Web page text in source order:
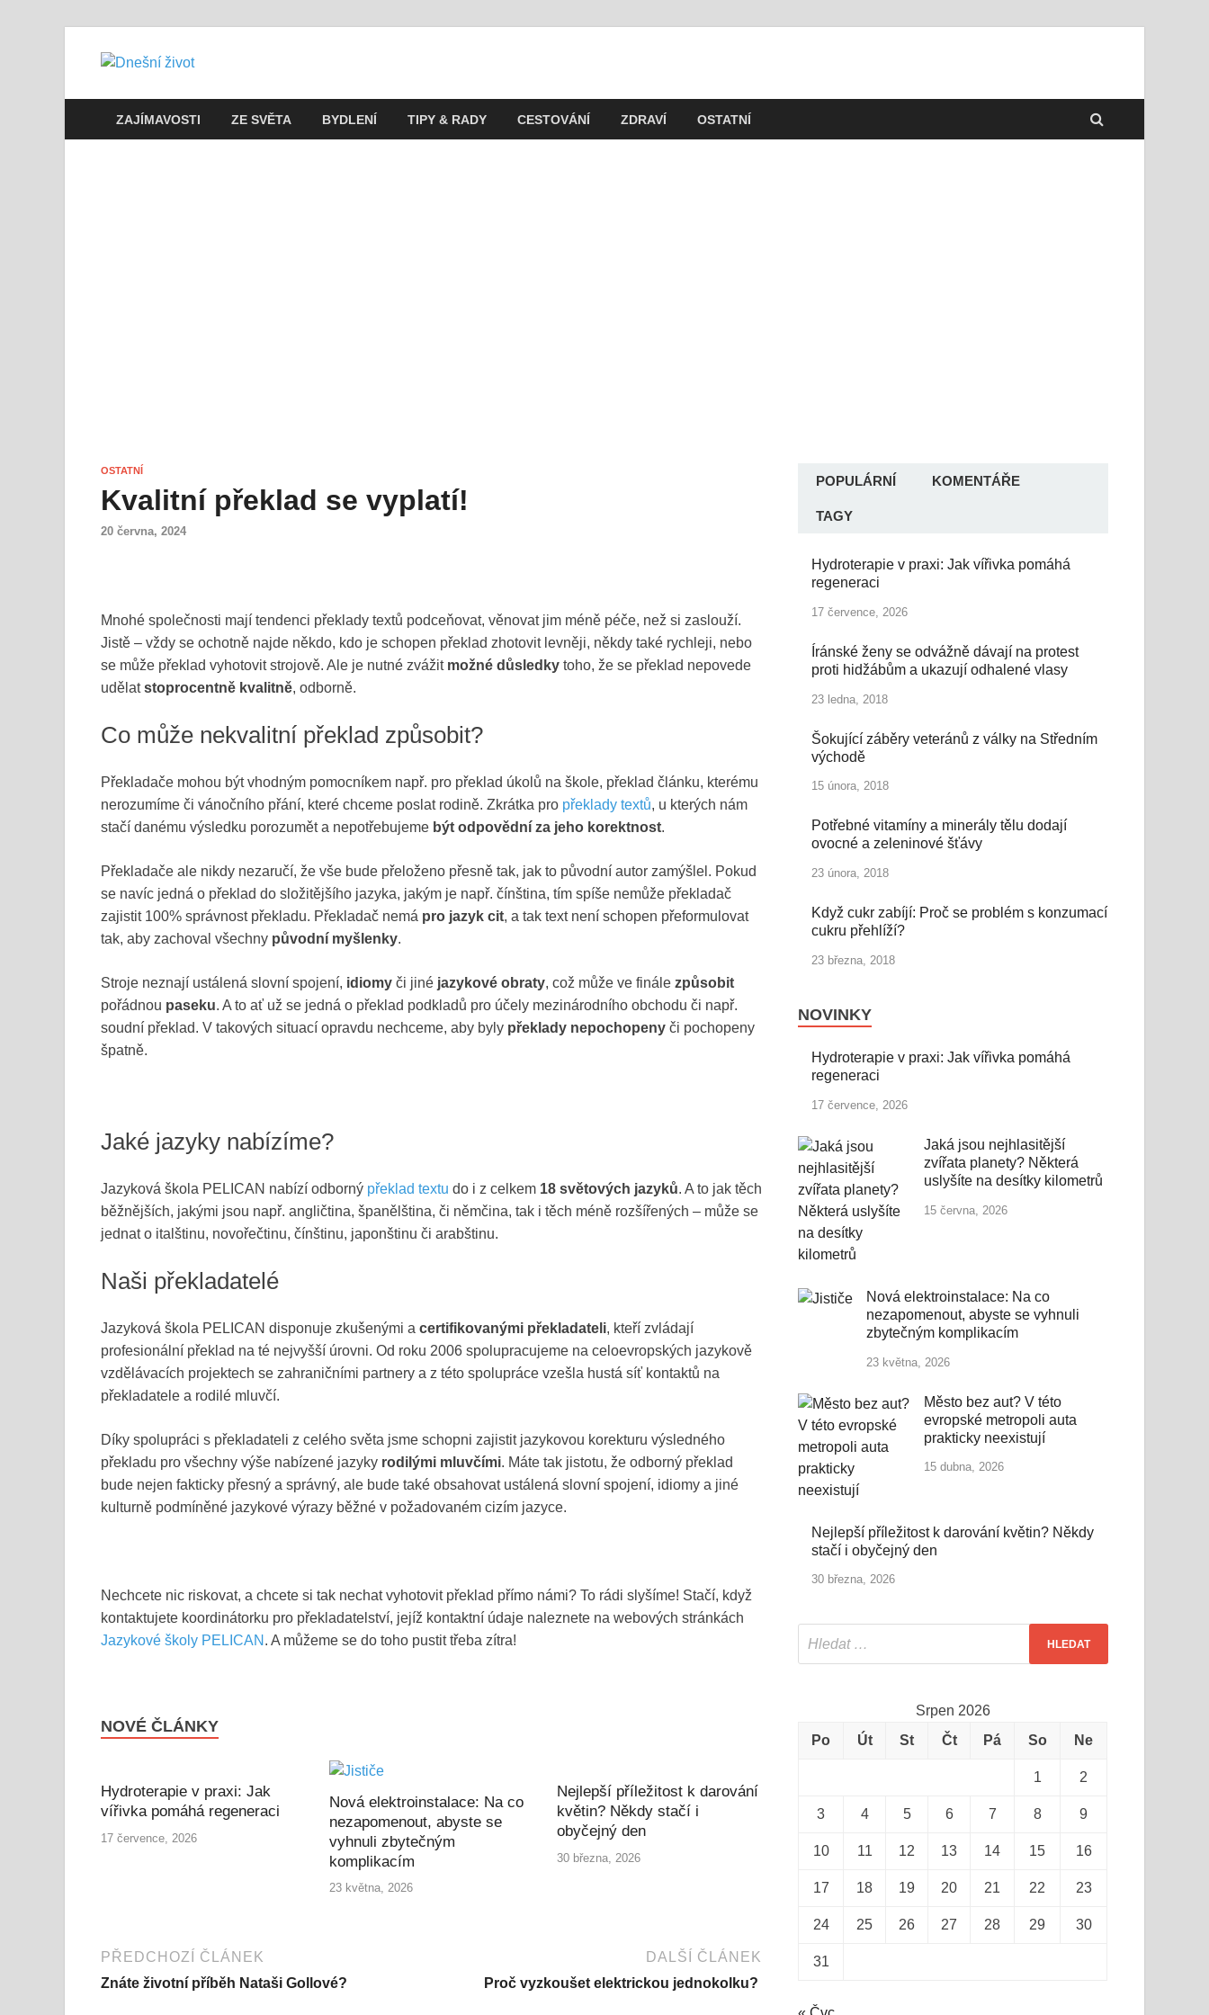
Dnešní život
ZAJÍMAVOSTI ZE SVĚTA BYDLENÍ TIPY & RADY CESTOVÁNÍ ZDRAVÍ OSTATNÍ
OSTATNÍ
Kvalitní překlad se vyplatí!
20 června, 2024
Mnohé společnosti mají tendenci překlady textů podceňovat, věnovat jim méně péče, než si zaslouží.
Jistě – vždy se ochotně najde někdo, kdo je schopen překlad zhotovit levněji, někdy také rychleji, nebo
se může překlad vyhotovit strojově. Ale je nutné zvážit možné důsledky toho, že se překlad nepovede
udělatstoprocentně kvalitně, odborně.
Co může nekvalitní překlad způsobit?
Překladače mohou být vhodným pomocníkem např. pro překlad úkolů na škole, překlad článku, kterému
nerozumíme či vánočního přání, které chceme poslat rodině. Zkrátka pro překlady textů, u kterých nám
stačí danému výsledku porozumět a nepotřebujeme být odpovědní za jeho korektnost.
Překladače ale nikdy nezaručí, že vše bude přeloženo přesně tak, jak to původní autor zamýšlel. Pokud
se navíc jedná o překlad do složitějšího jazyka, jakým je např. čínština, tím spíše nemůže překladač
zajistit 100% správnost překladu. Překladač nemá pro jazyk cit, a tak text není schopen přeformulovat
tak, aby zachoval všechny původní myšlenky.
Stroje neznají ustálená slovní spojení, idiomy či jiné jazykové obraty, což může ve finále způsobit
pořádnou paseku. A to ať už se jedná o překlad podkladů pro účely mezinárodního obchodu či např.
soudní překlad. V takových situací opravdu nechceme, aby byly překlady nepochopeny či pochopeny
špatně.
Jaké jazyky nabízíme?
Jazyková škola PELICAN nabízí odborný překlad textu do i z celkem 18 světových jazyků. A to jak těch
běžnějších, jakými jsou např. angličtina, španělština, či němčina, tak i těch méně rozšířených – může se
jednat o italštinu, novořečtinu, čínštinu, japonštinu či arabštinu.
Naši překladatelé
Jazyková škola PELICAN disponuje zkušenými a certifikovanými překladateli, kteří zvládají
profesionální překlad na té nejvyšší úrovni. Od roku 2006 spolupracujeme na celoevropských jazykově
vzdělávacích projektech se zahraničními partnery a z této spolupráce vzešla hustá síť kontaktů na
překladatele a rodilé mluvčí.
Díky spolupráci s překladateli z celého světa jsme schopni zajistit jazykovou korekturu výsledného
překladu pro všechny výše nabízené jazyky rodilými mluvčími. Máte tak jistotu, že odborný překlad
bude nejen fakticky přesný a správný, ale bude také obsahovat ustálená slovní spojení, idiomy a jiné
kulturně podmíněné jazykové výrazy běžné v požadovaném cizím jazyce.
Nechcete nic riskovat, a chcete si tak nechat vyhotovit překlad přímo námi? To rádi slyšíme! Stačí, když
kontaktujete koordinátorku pro překladatelství, jejíž kontaktní údaje naleznete na webových stránkách
Jazykové školy PELICAN . A můžeme se do toho pustit třeba zítra!
NOVÉ ČLÁNKY
Hydroterapie v praxi: Jak
vířivka pomáhá regeneraci
17 července, 2026
Nová elektroinstalace: Na co
nezapomenout, abyste se
vyhnuli zbytečným
komplikacím
23 května, 2026
Nejlepší příležitost k darování
květin? Někdy stačí i
obyčejný den
30 března, 2026
PŘEDCHOZÍ ČLÁNEK
Znáte životní příběh Nataši Gollové?
DALŠÍ ČLÁNEK
Proč vyzkoušet elektrickou jednokolku?
POPULÁRNÍ KOMENTÁŘE
TAGY
Hydroterapie v praxi: Jak vířivka pomáhá
regeneraci
17 července, 2026
Íránské ženy se odvážně dávají na protest
proti hidžábům a ukazují odhalené vlasy
23 ledna, 2018
Šokující záběry veteránů z války na Středním
východě
15 února, 2018
Potřebné vitamíny a minerály tělu dodají
ovocné a zeleninové šťávy
23 února, 2018
Když cukr zabíjí: Proč se problém s konzumací
cukru přehlíží?
23 března, 2018
NOVINKY
Hydroterapie v praxi: Jak vířivka pomáhá
regeneraci
17 července, 2026
Jaká jsou nejhlasitější
zvířata planety? Některá
uslyšíte na desítky kilometrů
15 června, 2026
Nová elektroinstalace: Na co
nezapomenout, abyste se vyhnuli
zbytečným komplikacím
23 května, 2026
Město bez aut? V této
evropské metropoli auta
prakticky neexistují
15 dubna, 2026
Nejlepší příležitost k darování květin? Někdy
stačí i obyčejný den
30 března, 2026
Srpen 2026
Po
Út St Čt Pá So Ne
1 2
3 4 5 6 7 8 9
10 11 12 13 14 15 16
17 18 19 20 21 22 23
24 25 26 27 28 29 30
31